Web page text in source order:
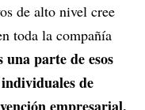
de alto nivel cree
toda la compañía
una parte de esos
de